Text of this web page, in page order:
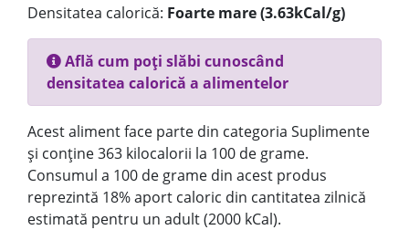
Densitatea calorică: Foarte mare (3.63kCal/g)
Află cum poți slăbi cunoscând
densitatea calorică a alimentelor
Acest aliment face parte din categoria Suplimente
și conține 363 kilocalorii la 100 de grame.
Consumul a 100 de grame din acest produs
reprezintă 18% aport caloric din cantitatea zilnică
estimată pentru un adult (2000 kCal).